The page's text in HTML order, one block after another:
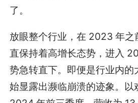
了。
放眼整个行业，在 2023 年之
直保持着高增长态势，进入
势急转直下。即便是行业内的
始显露出濒临崩溃的迹象。以